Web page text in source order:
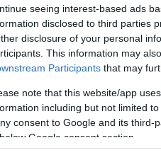
seeing interest-based ads
disclosed to third parties
disclosure of your personal
This information may
Participants that may
note that this website/app
including but not limited
consent to Google and its third-
Google consent section.